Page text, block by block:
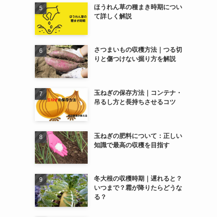
ほうれん草の種まき時期につい
て詳しく解説
さつまいもの収穫方法｜つる切
りと傷つけない掘り方を解説
玉ねぎの保存方法｜コンテナ・
吊るし方と長持ちさせるコツ
玉ねぎの肥料について：正しい
知識で最高の収穫を目指す
冬大根の収穫時期｜遅れると？
いつまで？霜が降りたらどうな
る？